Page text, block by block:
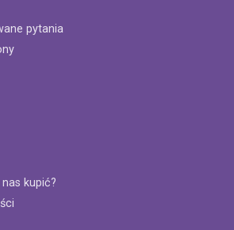
pytania
kupić?